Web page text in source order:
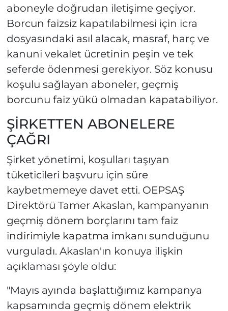
aboneyle doğrudan iletişime geçiyor.
Borcun faizsiz kapatılabilmesi için icra
dosyasındaki asıl alacak, masraf, harç ve
kanuni vekalet ücretinin peşin ve tek
seferde ödenmesi gerekiyor. Söz konusu
koşulu sağlayan aboneler, geçmiş
borcunu faiz yükü olmadan kapatabiliyor.
ŞİRKETTEN ABONELERE
ÇAĞRI
Şirket yönetimi, koşulları taşıyan
tüketicileri başvuru için süre
kaybetmemeye davet etti. OEPSAŞ
Direktörü Tamer Akaslan, kampanyanın
geçmiş dönem borçlarını tam faiz
indirimiyle kapatma imkanı sunduğunu
vurguladı. Akaslan'ın konuya ilişkin
açıklaması şöyle oldu:
"Mayıs ayında başlattığımız kampanya
kapsamında geçmiş dönem elektrik